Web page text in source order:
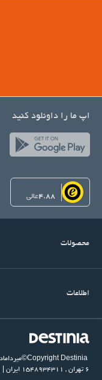
اپ ما را داونلود کنید
4.88عالی
محصولات
اطلاعات
©Copyright Destinia
۶ تهران , ۱۵۴۸۹۳۴۳۱۱ ایران